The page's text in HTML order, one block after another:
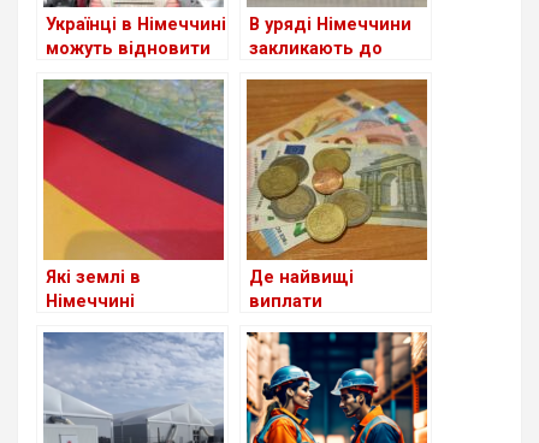
Українці в Німеччині
можуть відновити
посвідчення водія
В уряді Німеччини
закликають до
для шукачів
притулку: чи
стосується це
українців?
Які землі в
Німеччині
біженців із України
станом на сьогодні
Де найвищі
виплати
біженцям серед
країн Європи?